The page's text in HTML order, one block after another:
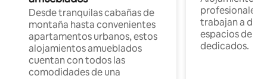
Desde tranquilas cabañas de
montaña hasta convenientes
apartamentos urbanos, estos
alojamientos amueblados
cuentan con todos las
comodidades de una
profesionales
trabajan a
espacios de
dedicados.